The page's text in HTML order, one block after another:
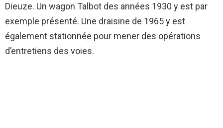
Dieuze. Un wagon Talbot des années 1930 y est par
exemple présenté. Une draisine de 1965 y est
également stationnée pour mener des opérations
d’entretiens des voies.